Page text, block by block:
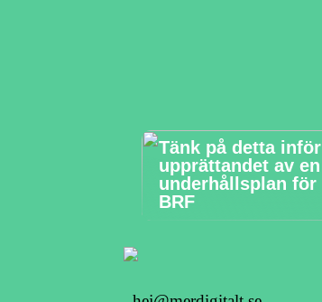
Tänk på detta inför
upprättandet av en
underhållsplan för
BRF